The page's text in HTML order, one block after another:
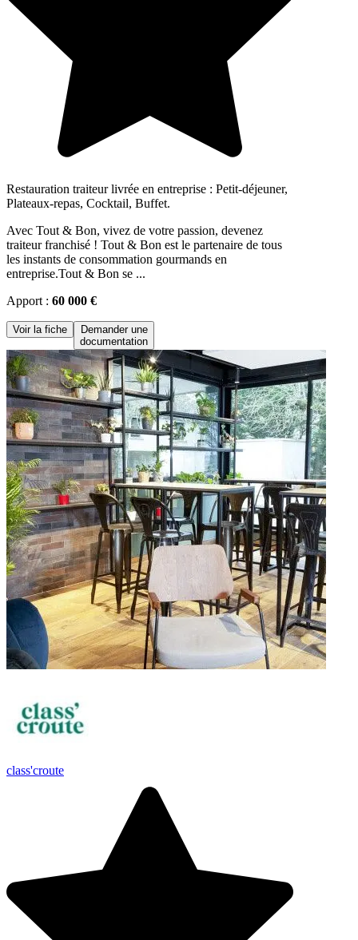
Restauration traiteur livrée en entreprise : Petit-déjeuner,
Plateaux-repas, Cocktail, Buffet.
Avec Tout & Bon, vivez de votre passion, devenez
traiteur franchisé ! Tout & Bon est le partenaire de tous
les instants de consommation gourmands en
entreprise.Tout & Bon se ...
Apport : 60 000 €
Voir la fiche
Demander une
documentation
class'croute